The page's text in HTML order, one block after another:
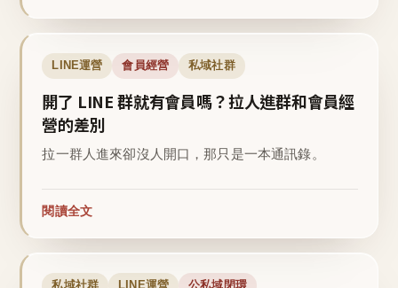
LINE運營 會員經營 私域社群
開了 LINE 群就有會員嗎？拉人進群和會員經
營的差別
拉一群人進來卻沒人開口，那只是一本通訊錄。
閱讀全文